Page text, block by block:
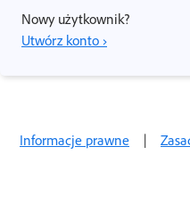
Nowy użytkownik?
Utwórz konto ›
Informacje prawne |